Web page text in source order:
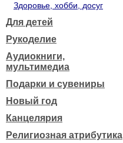
Здоровье, хобби, досуг
Для детей
Рукоделие
Аудиокниги,
мультимедиа
Подарки и сувениры
Новый год
Канцелярия
Религиозная атрибутика